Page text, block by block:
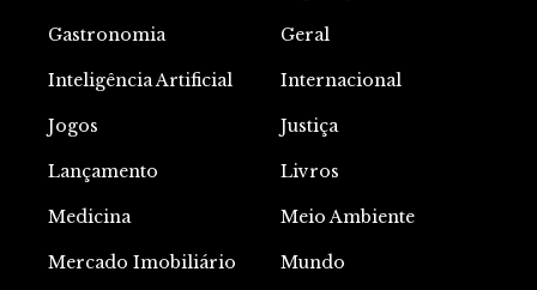
Gastronomia Geral
Inteligência Artificial Internacional
Jogos Justiça
Lançamento Livros
Medicina Meio Ambiente
Mercado Imobiliário Mundo